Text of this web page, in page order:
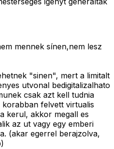
mennek sínen,nem lesz
"sinen", mert a limitalt
utvonal bedigitalizalhato
csak azt kell tudnia
felvett virtualis
kerul, akkor megall es
az ut vagy egy emberi
(akar egerrel berajzolva,